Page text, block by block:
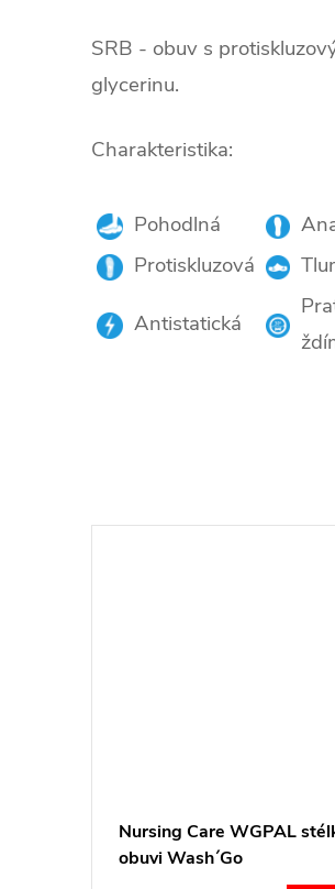
SRB - obuv s
glycerinu.
Charakteristika:
Pohodlná
Protiskluzová
Antistatická
Nursing Care WGPAL
obuvi Wash´Go